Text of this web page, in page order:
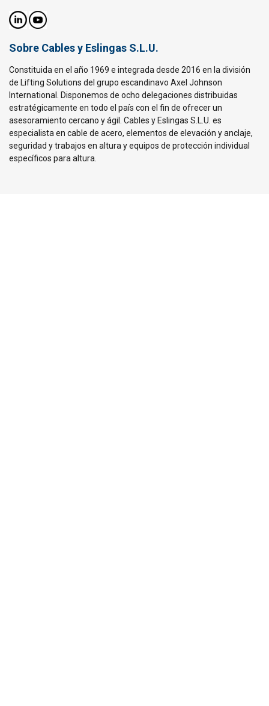
Sobre Cables y Eslingas S.L.U.
Constituida en el año 1969 e integrada desde 2016 en la división
de Lifting Solutions del grupo escandinavo Axel Johnson
International. Disponemos de ocho delegaciones distribuidas
estratégicamente en todo el país con el fin de ofrecer un
asesoramiento cercano y ágil. Cables y Eslingas S.L.U. es
especialista en cable de acero, elementos de elevación y anclaje,
seguridad y trabajos en altura y equipos de protección individual
específicos para altura.